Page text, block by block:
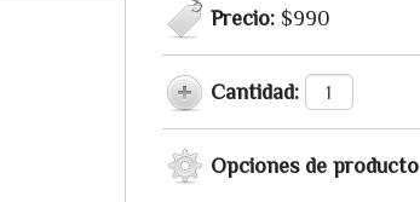
Precio: $990
Cantidad:
Opciones de producto